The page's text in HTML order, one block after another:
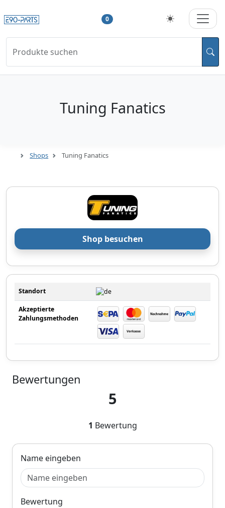
0
Produkte suchen
Tuning Fanatics
Shops Tuning Fanatics
Shop besuchen
Standort
Akzeptierte
Zahlungsmethoden
Bewertungen
5
1 Bewertung
Name eingeben
Bewertung